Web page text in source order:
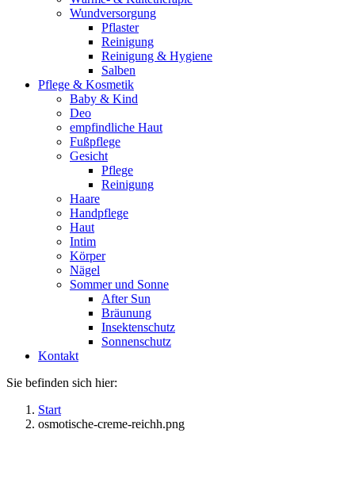
Wundversorgung
Pflaster
Reinigung
Reinigung & Hygiene
Salben
Pflege & Kosmetik
Baby & Kind
Deo
empfindliche Haut
Fußpflege
Gesicht
Pflege
Reinigung
Haare
Handpflege
Haut
Intim
Körper
Nägel
Sommer und Sonne
After Sun
Bräunung
Insektenschutz
Sonnenschutz
Kontakt
Sie befinden sich hier:
Start
osmotische-creme-reichh.png